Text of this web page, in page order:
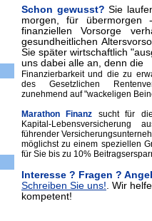
Schon gewusst? Sie
morgen, für
finanziellen Vorsorge
gesundheitlichen
Sie später wirtschaftlich
uns dabei alle an, denn die
Finanzierbarkeit und die zu
des Gesetzlichen
zunehmend auf "wackeligen
Marathon Finanz sucht für
Kapital-Lebensversicherung
führender
möglichst zu einem speziellen
für Sie bis zu 10%
Interesse ? Fragen ?
Schreiben Sie uns!. Wir
kompetent!